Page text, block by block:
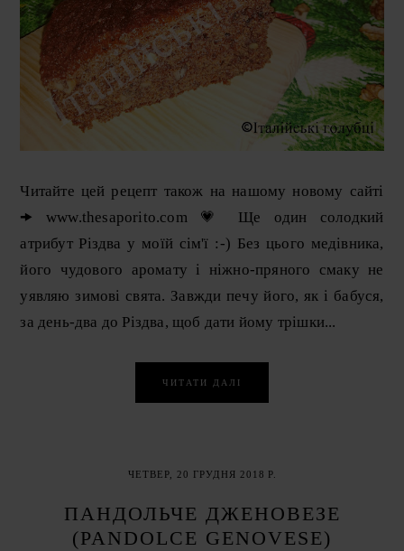
Читайте цей рецепт також на нашому новому сайті
🠞 www.thesaporito.com 💗 Ще один солодкий
атрибут Різдва у моїй сім'ї :-) Без цього медівника,
його чудового аромату і ніжно-пряного смаку не
уявляю зимові свята. Завжди печу його, як і бабуся,
за день-два до Різдва, щоб дати йому трішки...
ЧИТАТИ ДАЛІ
ЧЕТВЕР, 20 ГРУДНЯ 2018 Р.
ПАНДОЛЬЧЕ ДЖЕНОВЕЗЕ
(PANDOLCE GENOVESE)